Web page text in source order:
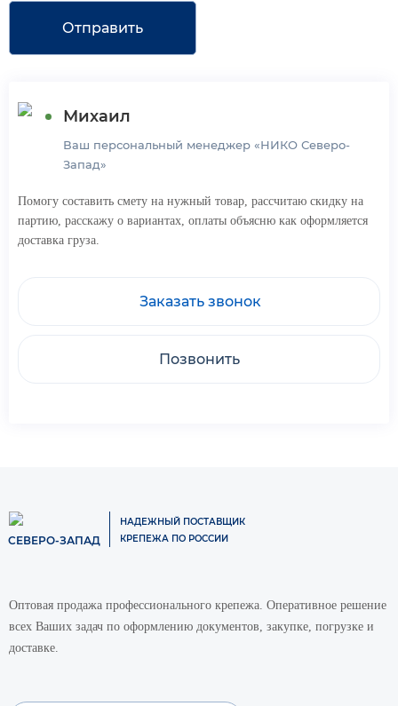
Отправить
Михаил
Ваш персональный менеджер «НИКО Северо-
Запад»
Помогу составить смету на нужный товар, рассчитаю скидку на
партию, расскажу о вариантах, оплаты объясню как оформляется
доставка груза.
Заказать звонок
Позвонить
СЕВЕРО-ЗАПАД
НАДЕЖНЫЙ ПОСТАВЩИК
КРЕПЕЖА ПО РОССИИ
Оптовая продажа профессионального крепежа. Оперативное решение
всех Ваших задач по оформлению документов, закупке, погрузке и
доставке.